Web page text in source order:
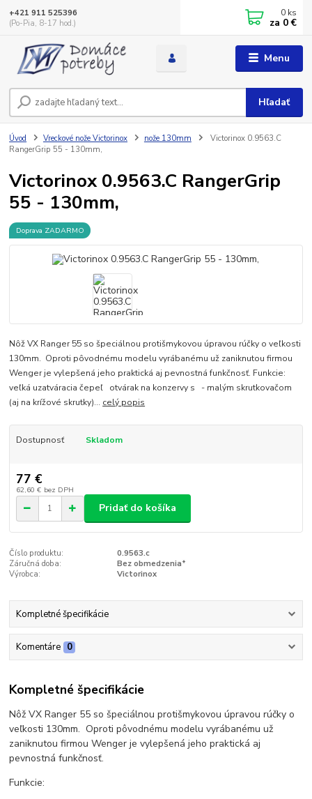
Menu
Hľadať
+421 911 525396
(Po-Pia, 8-17 hod.)
0 ks
za 0 €
Úvod Vreckové nože Victorinox nože 130mm
Victorinox 0.9563.C
RangerGrip 55 - 130mm,
Victorinox 0.9563.C RangerGrip
55 - 130mm,
Doprava ZADARMO
Nôž VX Ranger 55 so špeciálnou protišmykovou úpravou rúčky o veľkosti
130mm. Oproti pôvodnému modelu vyrábanému už zaniknutou firmou
Wenger je vylepšená jeho praktická aj pevnostná funkčnosť. Funkcie:
veľká uzatváracia čepeľ otvárak na konzervy s - malým skrutkovačom
(aj na krížové skrutky)... celý popis
Dostupnosť Skladom
77 €
62,60 € bez DPH
Pridať do košíka
Číslo produktu:
0.9563.c
Záručná doba:
Bez obmedzenia*
Výrobca:
Victorinox
Kompletné špecifikácie
Komentáre 0
Kompletné špecifikácie
Nôž VX Ranger 55 so špeciálnou protišmykovou úpravou rúčky o
veľkosti 130mm. Oproti pôvodnému modelu vyrábanému už
zaniknutou firmou Wenger je vylepšená jeho praktická aj
pevnostná funkčnosť.
Funkcie: